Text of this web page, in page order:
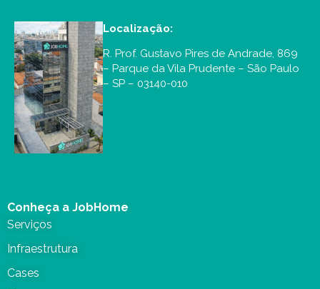
Localização:
R. Prof. Gustavo Pires de Andrade, 869
– Parque da Vila Prudente – São Paulo
– SP – 03140-010
Conheça a JobHome
Serviços
Infraestrutura
Cases